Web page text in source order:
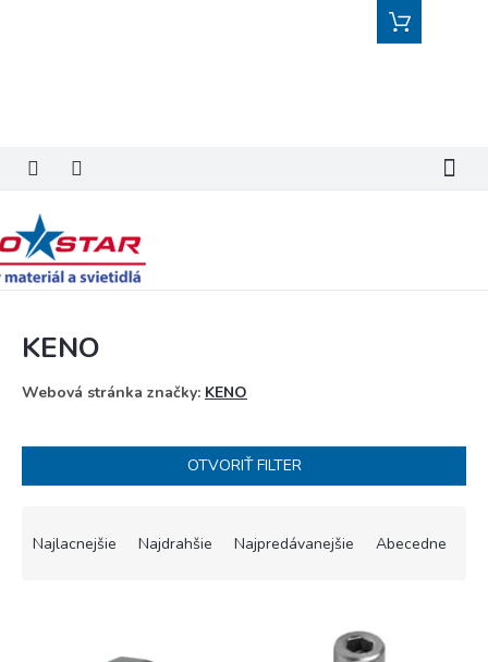
Nákupný
košík
KENO
Webová stránka značky: KENO
OTVORIŤ FILTER
Najlacnejšie Najdrahšie Najpredávanejšie Abecedne